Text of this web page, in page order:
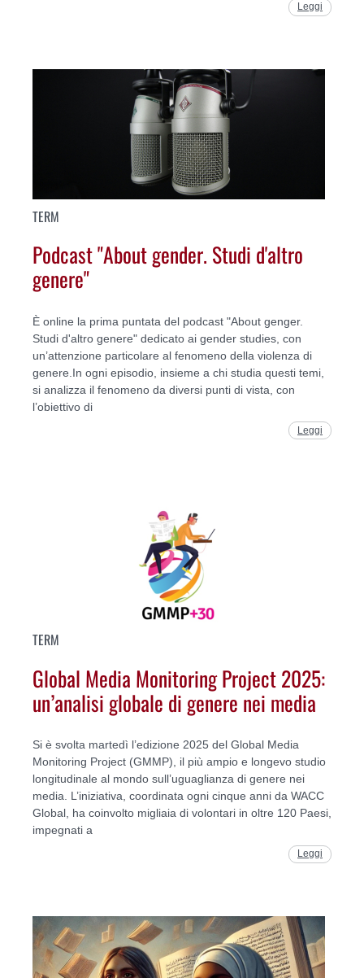
Leggi
TERM
Podcast "About gender. Studi d'altro
genere"
È online la prima puntata del podcast "About genger.
Studi d'altro genere" dedicato ai gender studies, con
un’attenzione particolare al fenomeno della violenza di
genere.In ogni episodio, insieme a chi studia questi temi,
si analizza il fenomeno da diversi punti di vista, con
l’obiettivo di
Leggi
TERM
Global Media Monitoring Project 2025:
un’analisi globale di genere nei media
Si è svolta martedì l’edizione 2025 del Global Media
Monitoring Project (GMMP), il più ampio e longevo studio
longitudinale al mondo sull’uguaglianza di genere nei
media. L’iniziativa, coordinata ogni cinque anni da WACC
Global, ha coinvolto migliaia di volontari in oltre 120 Paesi,
impegnati a
Leggi